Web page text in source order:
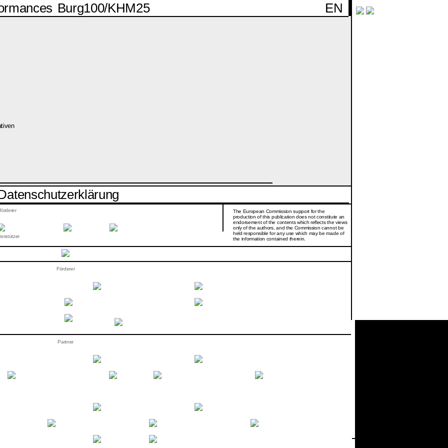
EN
Burg100/KHM25
The European Commission support for the
production of this publication does not constitute an
endorsement of the contents which reflects the views
only of the authors, and the Commission cannot be
held responsi­ble for any use which may be made of
the information contained therein.
Förderer
Partner